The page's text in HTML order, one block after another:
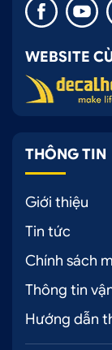
WEBSITE
THÔNG TIN
Giới thiệu
Tin tức
Chính sách
Thông tin
Hướng dẫn